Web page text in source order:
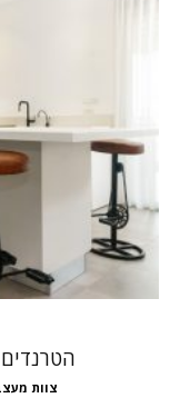
צוות